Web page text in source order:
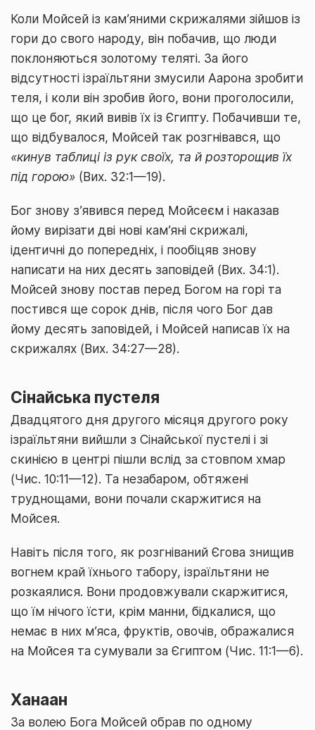
Коли Мойсей із кам’яними скрижалями зійшов із
гори до свого народу, він побачив, що люди
поклоняються золотому теляті. За його
відсутності ізраїльтяни змусили Аарона зробити
теля, і коли він зробив його, вони проголосили,
що це бог, який вивів їх із Єгипту. Побачивши те,
що відбувалося, Мойсей так розгнівався, що
«кинув таблиці із рук своїх, та й розторощив їх
під горою» (Вих. 32:1—19).
Бог знову з’явився перед Мойсеєм і наказав
йому вирізати дві нові кам’яні скрижалі,
ідентичні до попередніх, і пообіцяв знову
написати на них десять заповідей (Вих. 34:1).
Мойсей знову постав перед Богом на горі та
постився ще сорок днів, після чого Бог дав
йому десять заповідей, і Мойсей написав їх на
скрижалях (Вих. 34:27—28).
Сінайська пустеля
Двадцятого дня другого місяця другого року
ізраїльтяни вийшли з Сінайської пустелі і зі
скинією в центрі пішли вслід за стовпом хмар
(Чис. 10:11—12). Та незабаром, обтяжені
труднощами, вони почали скаржитися на
Мойсея.
Навіть після того, як розгніваний Єгова знищив
вогнем край їхнього табору, ізраїльтяни не
розкаялися. Вони продовжували скаржитися,
що їм нічого їсти, крім манни, бідкалися, що
немає в них м’яса, фруктів, овочів, ображалися
на Мойсея та сумували за Єгиптом (Чис. 11:1—6).
Ханаан
За волею Бога Мойсей обрав по одному